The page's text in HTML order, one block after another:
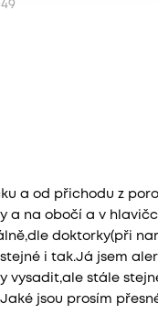
a od přichodu z
a na obočí a v
doktorky(při
stejné i tak.Já jsem
vysadit,ale stále
jsou prosím